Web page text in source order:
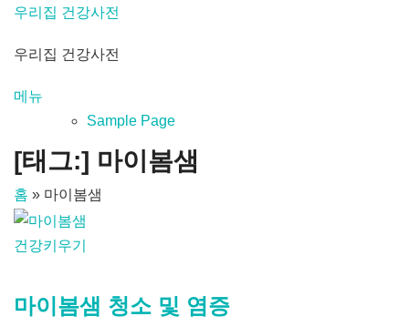
우리집 건강사전
우리집 건강사전
메뉴
Sample Page
[태그:] 마이봄샘
홈 » 마이봄샘
건강키우기
마이봄샘 청소 및 염증